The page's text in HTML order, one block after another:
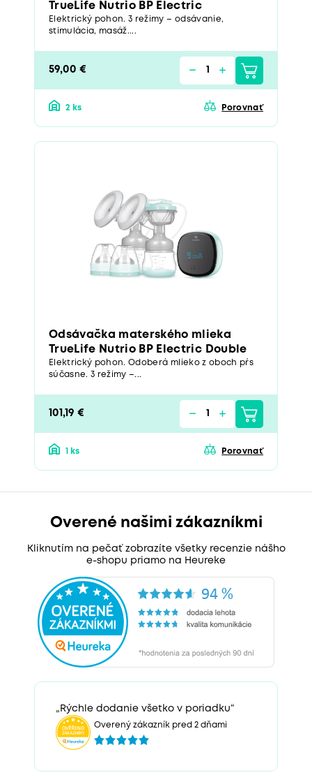
TrueLife Nutrio BP Electric
Elektrický pohon. 3 režimy – odsávanie,
stimulácia, masáž....
59,00 €
2 ks Porovnať
Odsávačka materského mlieka
TrueLife Nutrio BP Electric Double
Elektrický pohon. Odoberá mlieko z oboch pŕs
súčasne. 3 režimy –...
101,19 €
1 ks Porovnať
Overené našimi zákazníkmi
Kliknutím na pečať zobrazíte všetky recenzie nášho
e-shopu priamo na Heureke
„Rýchle dodanie všetko v poriadku“
Overený zákazník pred 2 dňami